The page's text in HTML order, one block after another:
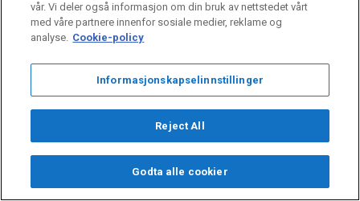
vår. Vi deler også informasjon om din bruk av nettstedet vårt
med våre partnere innenfor sosiale medier, reklame og
analyse. Cookie-policy
Informasjonskapselinnstillinger
Reject All
Godta alle cookier